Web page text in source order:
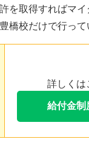
を取得すればマ
橋校だけで行って
詳しくは
給付金制